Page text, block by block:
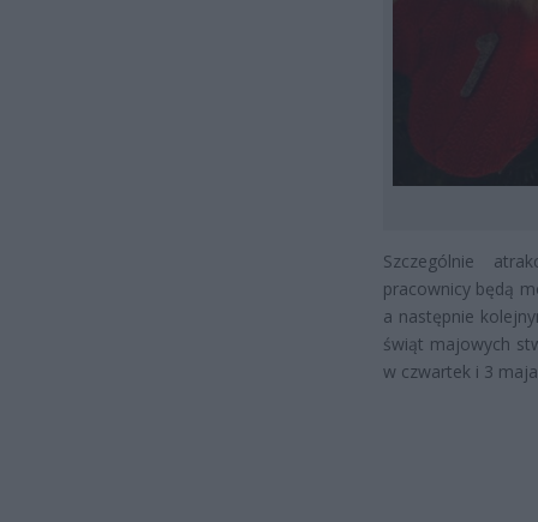
Szczególnie
pracownicy będą
a następnie
świąt majowych
w czwartek i 3